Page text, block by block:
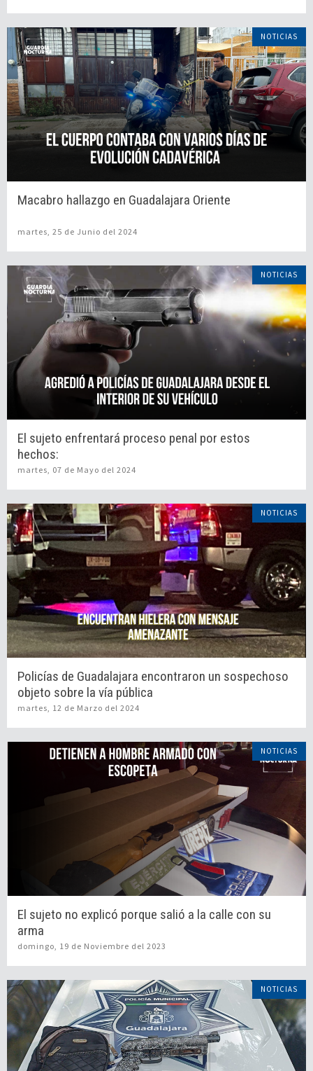
NOTICIAS
Macabro hallazgo en Guadalajara Oriente
martes, 25 de Junio del 2024
NOTICIAS
El sujeto enfrentará proceso penal por estos
hechos:
martes, 07 de Mayo del 2024
NOTICIAS
Policías de Guadalajara encontraron un sospechoso
objeto sobre la vía pública
martes, 12 de Marzo del 2024
NOTICIAS
El sujeto no explicó porque salió a la calle con su
arma
domingo, 19 de Noviembre del 2023
NOTICIAS